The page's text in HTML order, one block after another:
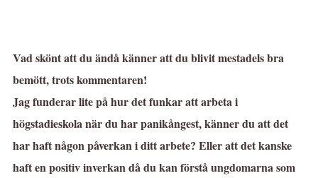
Vad skönt att du ändå känner att du blivit mestadels bra
bemött, trots kommentaren!
Jag funderar lite på hur det funkar att arbeta i
högstadieskola när du har panikångest, känner du att det
har haft någon påverkan i ditt arbete? Eller att det kanske
haft en positiv inverkan då du kan förstå ungdomarna som